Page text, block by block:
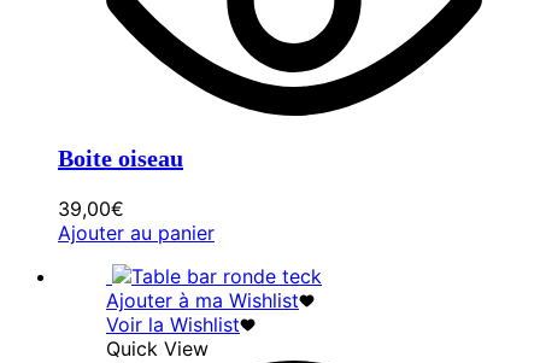
Boite oiseau
39,00€
Ajouter au panier
Ajouter à ma Wishlist
Voir la Wishlist
Quick View